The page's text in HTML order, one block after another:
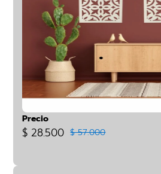
Precio
$ 28.500 $ 57.000